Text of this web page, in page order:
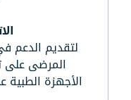
لتقديم الدعم
المرضى على
الأجهزة الطبية